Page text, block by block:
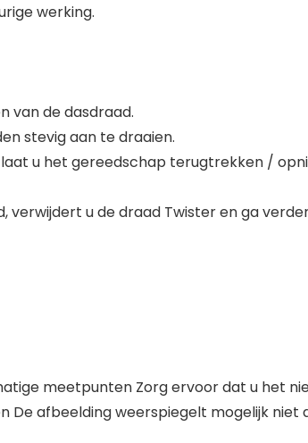
werking.
van de dasdraad.
stevig aan te draaien.
u het gereedschap terugtrekken /
u de draad Twister en ga
meetpunten Zorg ervoor dat u het
afbeelding weerspiegelt mogelijk niet